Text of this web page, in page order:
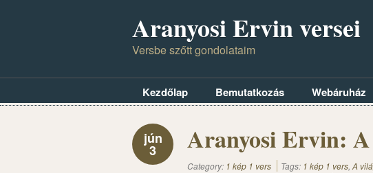
Aranyosi Ervin versei
Versbe szőtt gondolataim
Kezdőlap Bemutatkozás Webáruház
jún
3 Aranyosi Ervin: A
Category: 1 kép 1 vers Tags: 1 kép 1 vers, A